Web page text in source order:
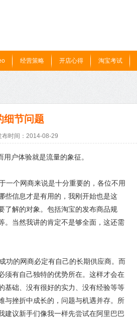
经营策略 开店心得 淘宝考试
细节问题
布时间：2014-08-29
户体验就是流量的象征。
个网商来说是十分重要的，各位不用
些信息才是有用的，我刚开始也是这
了解的对象。包括淘宝的发布商品规
。当然我讲的肯定不是够全面，这还需
的网商必定有自己的长期供应商。而
须有自己独特的优势所在。这样才会在
基础、没有很好的实力、没有经验等等
与挫折中成长的，问题与机遇并存。所
建议新手们像我一样先尝试在阿里巴巴